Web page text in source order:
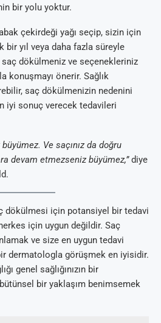
bir yolu yoktur.
çekirdeği yağı seçip, sizin için
bir yıl veya daha fazla süreyle
saç dökülmeniz ve seçenekleriniz
konuşmayı önerir. Sağlık
saç dökülmenizin nedenini
iyi sonuç verecek tedavileri
Ve saçınız da doğru
devam etmezseniz büyümez,”diye
dökülmesi için potansiyel bir tedavi
için uygun değildir. Saç
ve size en uygun tedavi
dermatologla görüşmek en iyisidir.
genel sağlığınızın bir
bütünsel bir yaklaşım benimsemek